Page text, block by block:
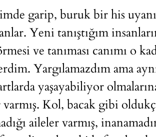
garip, buruk bir his
Yeni tanıştığım
ve tanıması canımı o
Yargılamazdım ama
yaşayabiliyor
Kol, bacak gibi
aileler varmış,